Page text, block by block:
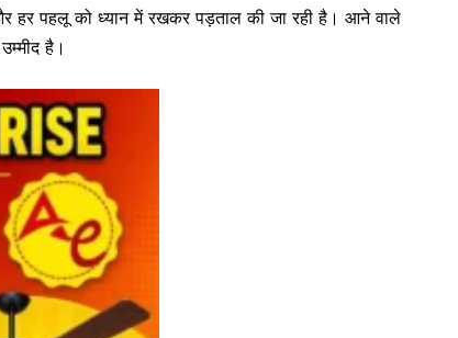
हर पहलू को ध्यान में रखकर पड़ताल की जा रही है। आने वाले
है।